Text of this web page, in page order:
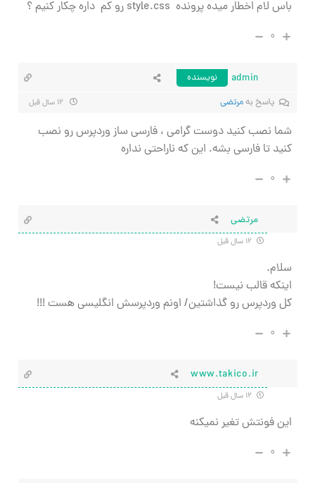
باس لام اخطار میده پرونده style.css رو کم داره چکار کنیم ؟
۰
admin
نویسنده
پاسخ بهمرتضی
شما نصب کنید دوست گرامی ، فارسی ساز وردپرس رو نصب
کنید تا فارسی بشه. این که ناراحتی نداره
۰
مرتضی
سلام.
اینکه قالب نیست!
کل وردپرس رو گذاشتین/ اونم وردپرسش انگلیسی هست !!!
۰
www.takico.ir
این فونتش تغیر نمیکنه
۰